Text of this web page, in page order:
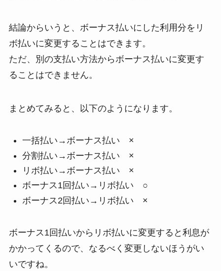
結論からいうと、ボーナス払いにした利用分をリ
ボ払いに変更することはできます。
ただ、別の支払い方法からボーナス払いに変更す
ることはできません。
まとめてみると、以下のようになります。
一括払い→ボーナス払い ×
分割払い→ボーナス払い ×
リボ払い→ボーナス払い ×
ボーナス1回払い→リボ払い ○
ボーナス2回払い→リボ払い ×
ボーナス1回払いからリボ払いに変更すると利息が
かかってくるので、なるべく変更しないほうがい
いですね。